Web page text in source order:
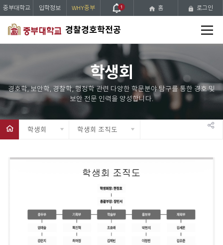
경찰경호학전공
메
중부대학교 입학정보 WHY중부 1 홈 로그인
학생회
학생회
학생회 조직도
유